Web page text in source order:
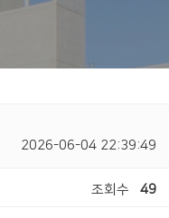
2026-06-04 22:39:49
조회수 49